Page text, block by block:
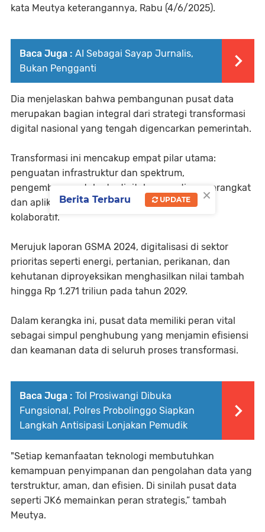
kata Meutya keterangannya, Rabu (4/6/2025).
Baca Juga : AI Sebagai Sayap Jurnalis,
Bukan Pengganti
Dia menjelaskan bahwa pembangunan pusat data
merupakan bagian integral dari strategi transformasi
digital nasional yang tengah digencarkan pemerintah.
Transformasi ini mencakup empat pilar utama:
penguatan infrastruktur dan spektrum,
pengembangan talenta digital, penyediaan perangkat
dan aplikasi, serta kebijakan yang adaptif dan
kolaboratif.
Merujuk laporan GSMA 2024, digitalisasi di sektor
prioritas seperti energi, pertanian, perikanan, dan
kehutanan diproyeksikan menghasilkan nilai tambah
hingga Rp 1.271 triliun pada tahun 2029.
Dalam kerangka ini, pusat data memiliki peran vital
sebagai simpul penghubung yang menjamin efisiensi
dan keamanan data di seluruh proses transformasi.
Baca Juga : Tol Prosiwangi Dibuka
Fungsional, Polres Probolinggo Siapkan
Langkah Antisipasi Lonjakan Pemudik
"Setiap kemanfaatan teknologi membutuhkan
kemampuan penyimpanan dan pengolahan data yang
terstruktur, aman, dan efisien. Di sinilah pusat data
seperti JK6 memainkan peran strategis,” tambah
Meutya.
×
Berita Terbaru UPDATE